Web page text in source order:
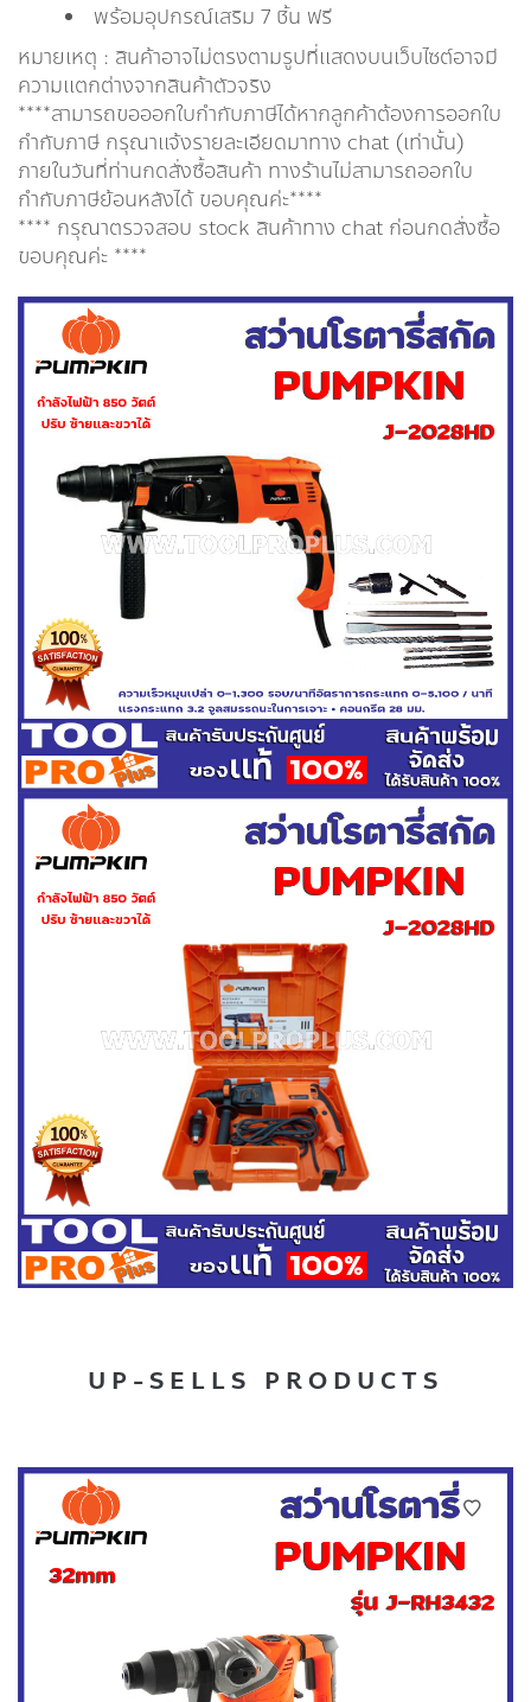
พร้อมอุปกรณ์เสริม 7 ชิ้น ฟรี
หมายเหตุ : สินค้าอาจไม่ตรงตามรูปที่แสดงบนเว็บไซต์อาจมี
ความแตกต่างจากสินค้าตัวจริง
****สามารถขอออกใบกำกับภาษีได้หากลูกค้าต้องการออกใบ
กำกับภาษี กรุณาเเจ้งรายละเอียดมาทาง chat (เท่านั้น)
ภายในวันที่ท่านกดสั่งซื้อสินค้า ทางร้านไม่สามารถออกใบ
กำกับภาษีย้อนหลังได้ ขอบคุณค่ะ****
**** กรุณาตรวจสอบ stock สินค้าทาง chat ก่อนกดสั่งซื้อ
ขอบคุณค่ะ ****
UP-SELLS PRODUCTS